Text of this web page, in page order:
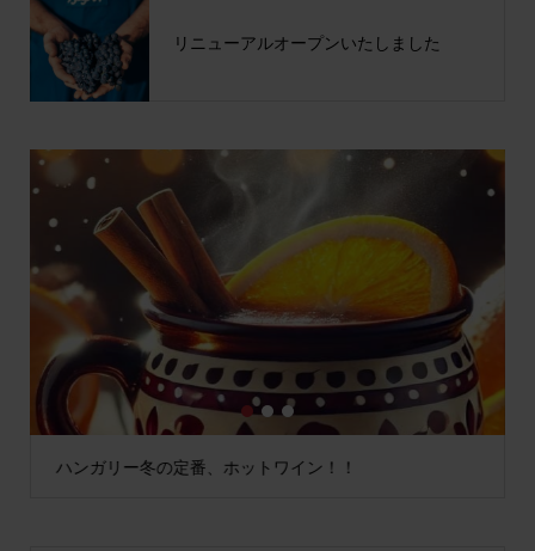
リニューアルオープンいたしました
ハンガリー冬の定番、ホットワイン！！
1 2 3